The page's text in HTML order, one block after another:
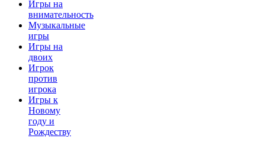
Игры на
внимательность
Музыкальные
игры
Игры на
двоих
Игрок
против
игрока
Игры к
Новому
году и
Рождеству